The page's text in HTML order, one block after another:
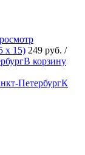
х 15) 249 руб. /
В корзину
К